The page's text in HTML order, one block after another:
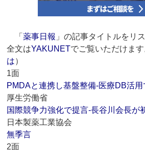
「薬事日報 」の記事タイトルをリ
全文はYAKUNETでご覧いただけま
は）
1面
PMDAと連携し基盤整備‐医療DB活
厚生労働省
国際競争力強化で提言‐長谷川会長が
日本製薬工業協会
無季言
2面